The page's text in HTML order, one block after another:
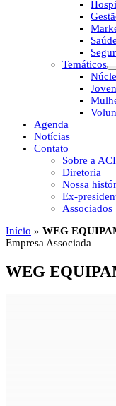
Temáticos
Agenda
Notícias
Contato
Sobre a
Diretoria
Nossa
Ex-
Associados
Início » WEG
Empresa Associada
WEG